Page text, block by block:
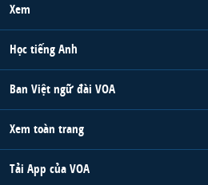
Xem
Học tiếng Anh
Ban Việt ngữ đài VOA
Xem toàn trang
Tải App của VOA